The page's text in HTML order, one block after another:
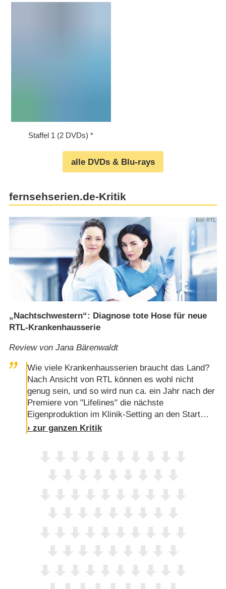
Staffel 1 (2 DVDs)
alle DVDs & Blu-rays
fernsehserien.de-Kritik
Bild: RTL
„Nachtschwestern“: Diagnose tote Hose für neue
RTL-Krankenhausserie
Review von Jana Bärenwaldt
Wie viele Krankenhausserien braucht das Land?
Nach Ansicht von RTL können es wohl nicht
genug sein, und so wird nun ca. ein Jahr nach der
Premiere von "Lifelines" die nächste
Eigenproduktion im Klinik-Setting an den Start
geschickt. Im Zentrum stehen zwei ehemals
› zur ganzen Kritik